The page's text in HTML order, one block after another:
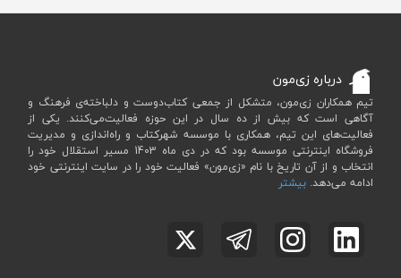
درباره زی‌مون
تیم همکاران زی‌مون، متشکل از جمعی کتاب‌دوست و دلباخته‌ی فرهنگ و
آگاهی است که بیش از ده سال در این حوزه فعالیت‌می‌کنند. یکی از
فعالیت‌های این تیم، همکاری با موسسه شهرکتاب و راه‌اندازی و مدیریت
فروشگاه اینترنتی موسسه بود که در دی ماه 1403 مسیر استقلال خود را
انتخاب و از آن تاریخ با نام «زی‌مون» فعالیت خود را در سایت اینترنتی خود
ادامه می‌دهد. بیشتر